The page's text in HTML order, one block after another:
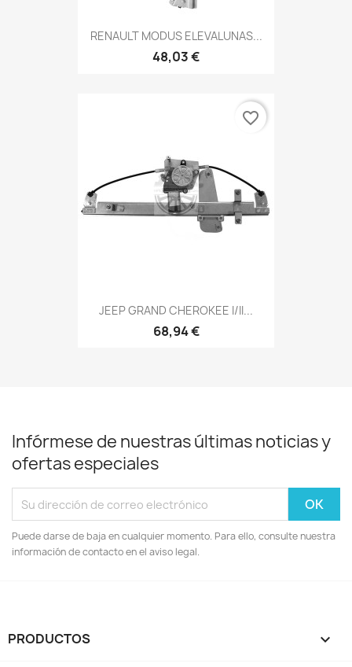
RENAULT MODUS ELEVALUNAS...
48,03 €
JEEP GRAND CHEROKEE I/II...
68,94 €
favorite_border
Infórmese de nuestras últimas noticias y
ofertas especiales
Puede darse de baja en cualquier momento. Para ello, consulte nuestra
información de contacto en el aviso legal.
PRODUCTOS 